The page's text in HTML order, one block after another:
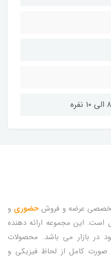
تخصصی عرضه و فروشحضوری و
است. این مجموعه ارائه دهنده
در بازار می باشد. محصولات
صورت کامل از لحاظ فیزیکی و